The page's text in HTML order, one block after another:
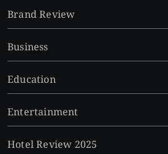
Brand Review
Business
Education
Entertainment
Hotel Review 2025